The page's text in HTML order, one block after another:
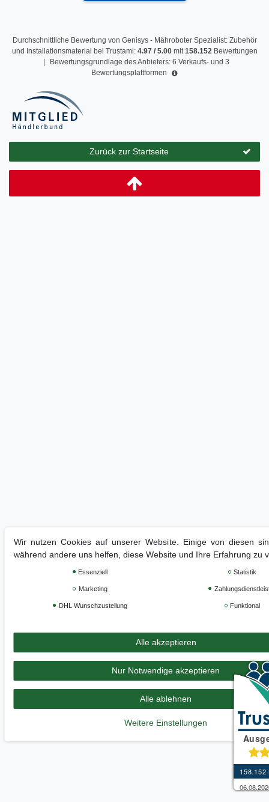
Durchschnittliche Bewertung von Genisys - Mähroboter Spezialist: Zubehör
und Installationsmaterial bei Trustami: 4.97/ 5.00mit158.152 Bewertungen
Bewertungsgrundlage des Anbieters: 6 Verkaufs- und 3
Bewertungsplattformen
Zurück zur Startseite
Wir nutzen Cookies auf unserer Website. Einige von diesen
während andere uns helfen, diese Website und Ihre Erfahrung zu
Essenziell Statistik
Marketing
DHL Wunschzustellung Funktional
Alle akzeptieren
Nur Notwendige akzeptieren
Alle ablehnen
Weitere Einstellungen